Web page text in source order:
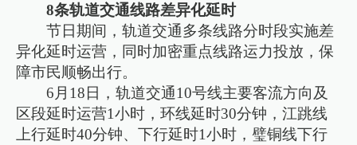
8条轨道交通线路差异化延时
节日期间，轨道交通多条线路分时段实施差
异化延时运营，同时加密重点线路运力投放，保
障市民顺畅出行。
6月18日，轨道交通10号线主要客流方向及
区段延时运营1小时，环线延时30分钟，江跳线
上行延时40分钟、下行延时1小时，璧铜线下行